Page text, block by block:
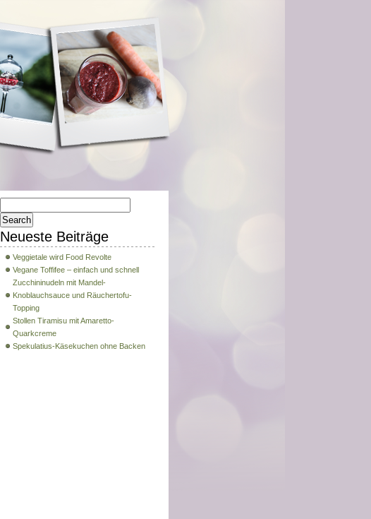
Neueste Beiträge
Veggietale wird Food Revolte
Vegane Toffifee – einfach und schnell
Zucchininudeln mit Mandel-
Knoblauchsauce und Räuchertofu-
Topping
Stollen Tiramisu mit Amaretto-
Quarkcreme
Spekulatius-Käsekuchen ohne Backen